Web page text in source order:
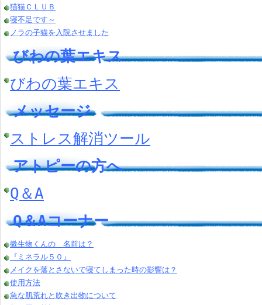
猫猫ＣＬＵＢ
寝不足です～
ノラの子猫を入院させました
びわの葉エキス
びわの葉エキス
メッセージ
ストレス解消ツール
アトピーの方へ
Q＆A
Q＆Aコーナー
微生物くんの 名前は？
『ミネラル５０』
メイクを落とさないで寝てしまった時の影響は？
使用方法
急な肌荒れと吹き出物について